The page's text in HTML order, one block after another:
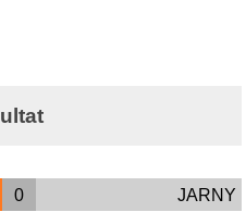
0 JARNY